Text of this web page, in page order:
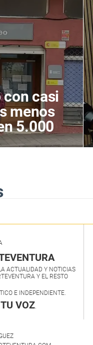
casi
menos
5.000
ACTUALIDAD Y NOTICIAS
Y EL RESTO
E INDEPENDIENTE.
VOZ.